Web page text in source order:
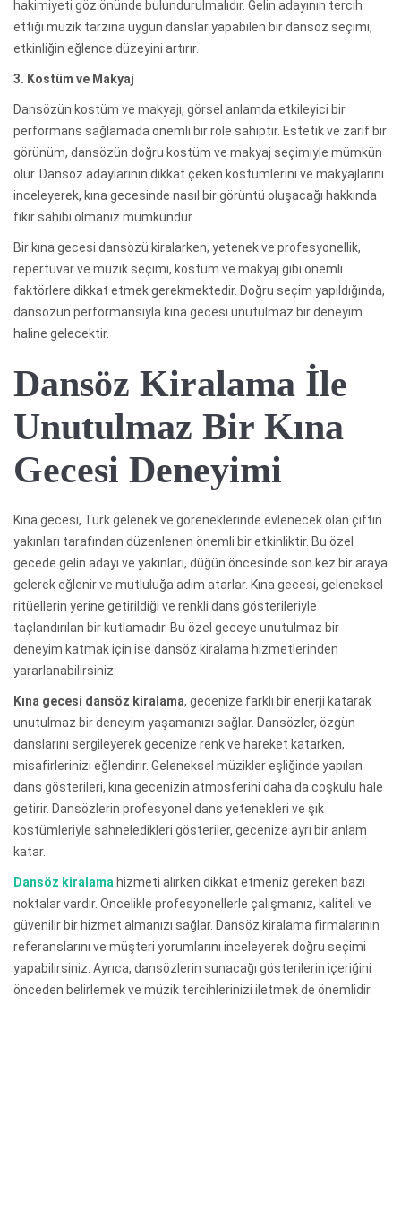
hakimiyeti göz önünde bulundurulmalıdır. Gelin adayının tercih
ettiği müzik tarzına uygun danslar yapabilen bir dansöz seçimi,
etkinliğin eğlence düzeyini artırır.
3. Kostüm ve Makyaj
Dansözün kostüm ve makyajı, görsel anlamda etkileyici bir
performans sağlamada önemli bir role sahiptir. Estetik ve zarif bir
görünüm, dansözün doğru kostüm ve makyaj seçimiyle mümkün
olur. Dansöz adaylarının dikkat çeken kostümlerini ve makyajlarını
inceleyerek, kına gecesinde nasıl bir görüntü oluşacağı hakkında
fikir sahibi olmanız mümkündür.
Bir kına gecesi dansözü kiralarken, yetenek ve profesyonellik,
repertuvar ve müzik seçimi, kostüm ve makyaj gibi önemli
faktörlere dikkat etmek gerekmektedir. Doğru seçim yapıldığında,
dansözün performansıyla kına gecesi unutulmaz bir deneyim
haline gelecektir.
Dansöz Kiralama İle
Unutulmaz Bir Kına
Gecesi Deneyimi
Kına gecesi, Türk gelenek ve göreneklerinde evlenecek olan çiftin
yakınları tarafından düzenlenen önemli bir etkinliktir. Bu özel
gecede gelin adayı ve yakınları, düğün öncesinde son kez bir araya
gelerek eğlenir ve mutluluğa adım atarlar. Kına gecesi, geleneksel
ritüellerin yerine getirildiği ve renkli dans gösterileriyle
taçlandırılan bir kutlamadır. Bu özel geceye unutulmaz bir
deneyim katmak için ise dansöz kiralama hizmetlerinden
yararlanabilirsiniz.
Kına gecesi dansöz kiralama, gecenize farklı bir enerji katarak
unutulmaz bir deneyim yaşamanızı sağlar. Dansözler, özgün
danslarını sergileyerek gecenize renk ve hareket katarken,
misafirlerinizi eğlendirir. Geleneksel müzikler eşliğinde yapılan
dans gösterileri, kına gecenizin atmosferini daha da coşkulu hale
getirir. Dansözlerin profesyonel dans yetenekleri ve şık
kostümleriyle sahneledikleri gösteriler, gecenize ayrı bir anlam
katar.
Dansöz kiralama hizmeti alırken dikkat etmeniz gereken bazı
noktalar vardır. Öncelikle profesyonellerle çalışmanız, kaliteli ve
güvenilir bir hizmet almanızı sağlar. Dansöz kiralama firmalarının
referanslarını ve müşteri yorumlarını inceleyerek doğru seçimi
yapabilirsiniz. Ayrıca, dansözlerin sunacağı gösterilerin içeriğini
önceden belirlemek ve müzik tercihlerinizi iletmek de önemlidir.